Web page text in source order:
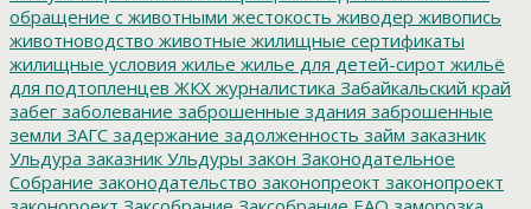
обращение с животными жестокость живодер живопись
животноводство животные жилищные сертификаты
жилищные условия жилье жилье для детей-сирот жильё
для подтопленцев ЖКХ журналистика Забайкальский край
забег заболевание заброшенные здания заброшенные
земли ЗАГС задержание задолженность займ заказник
Ульдура заказник Ульдуры закон Законодательное
Собрание законодательство законопреокт законопроект